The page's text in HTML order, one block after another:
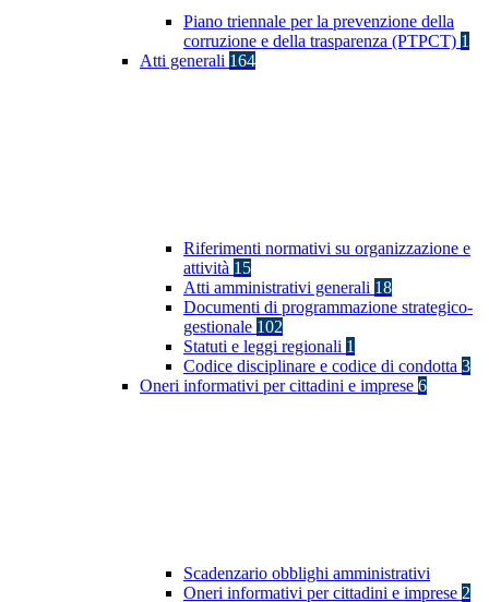
Piano triennale per la prevenzione della
corruzione e della trasparenza (PTPCT) 1
Atti generali 164
Riferimenti normativi su organizzazione e
attività 15
Atti amministrativi generali 18
Documenti di programmazione strategico-
gestionale 102
Statuti e leggi regionali 1
Codice disciplinare e codice di condotta 3
Oneri informativi per cittadini e imprese 6
Scadenzario obblighi amministrativi
Oneri informativi per cittadini e imprese 2